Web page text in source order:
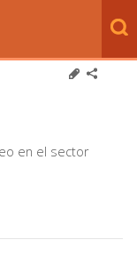
en el sector